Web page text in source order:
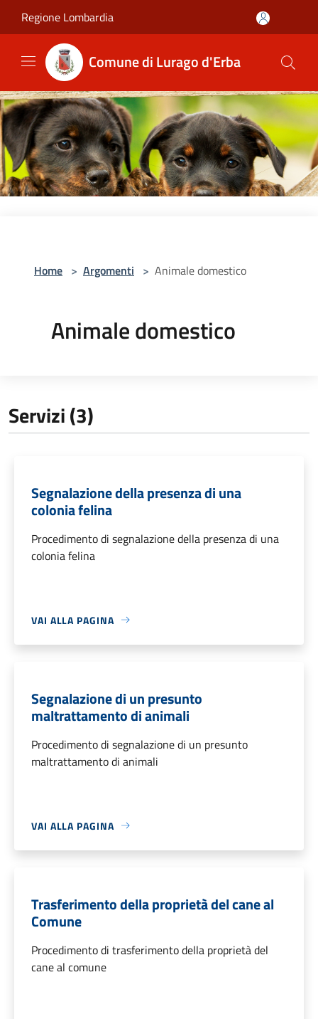
Regione Lombardia
Comune di Lurago d'Erba
Home > Argomenti > Animale domestico
Animale domestico
Servizi (3)
Segnalazione della presenza di una
colonia felina
Procedimento di segnalazione della presenza di una
colonia felina
VAI ALLA PAGINA
Segnalazione di un presunto
maltrattamento di animali
Procedimento di segnalazione di un presunto
maltrattamento di animali
VAI ALLA PAGINA
Trasferimento della proprietà del cane al
Comune
Procedimento di trasferimento della proprietà del
cane al comune